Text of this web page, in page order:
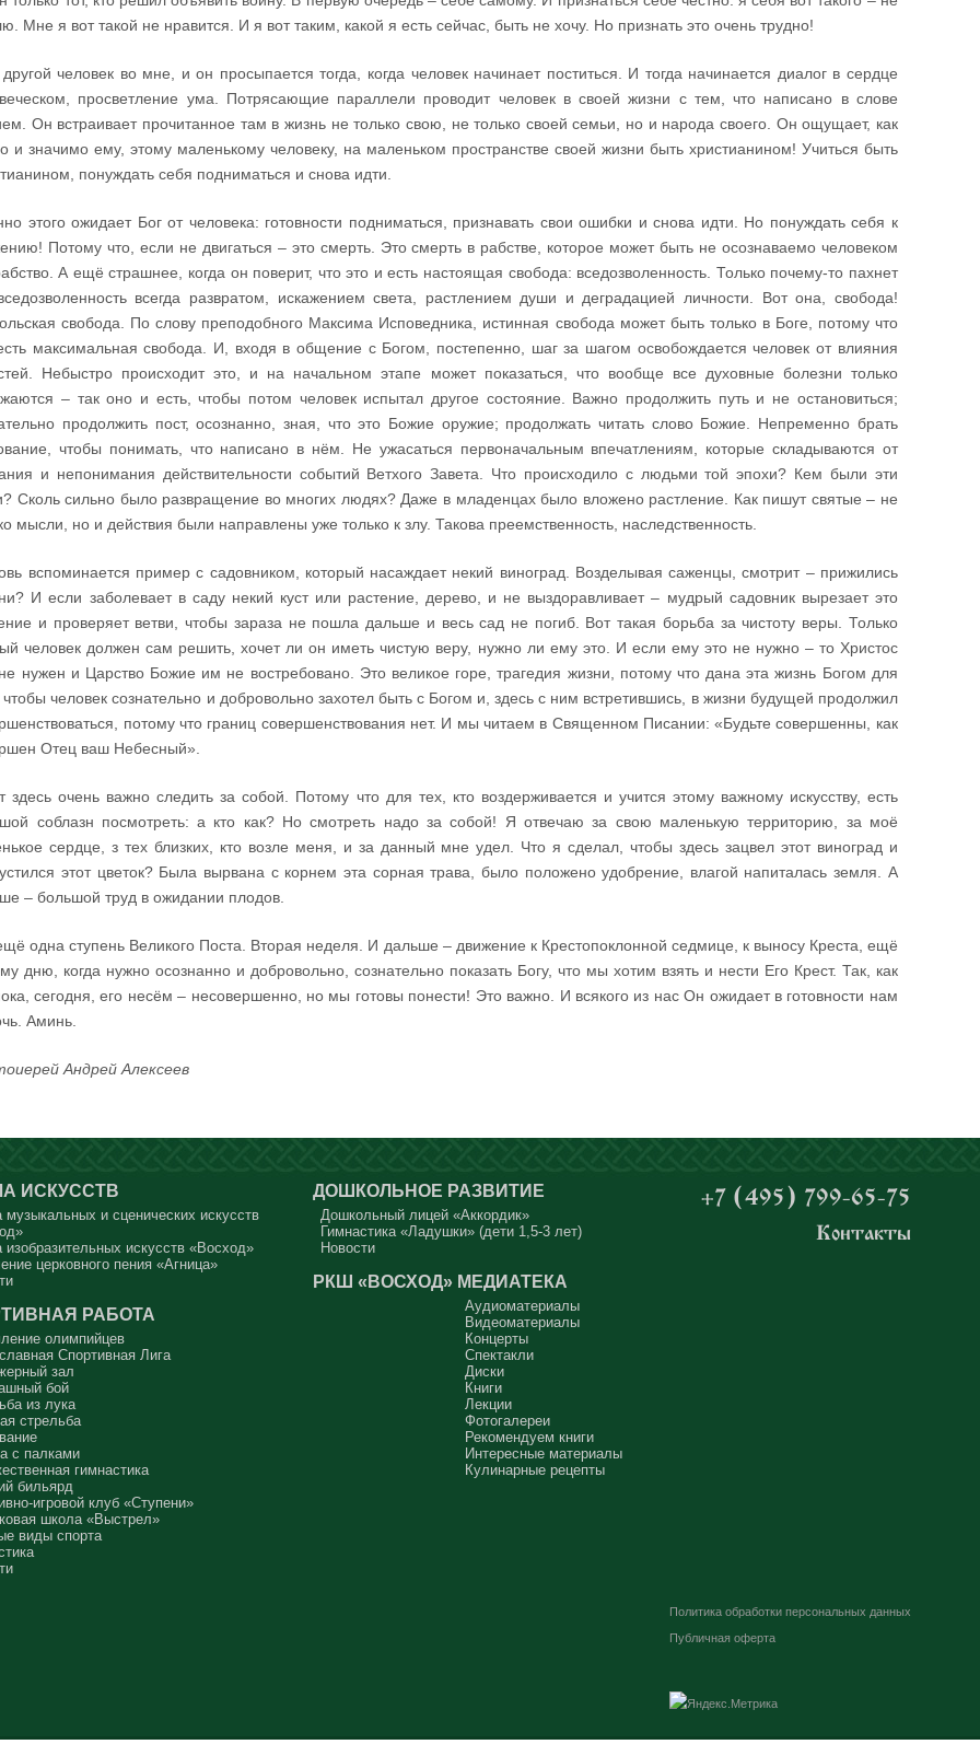
Мне я вот такой не нравится. И я вот таким, какой я есть сейчас, быть не хочу. Но признать это очень трудно!
другой человек во мне, и он просыпается тогда, когда человек начинает поститься. И тогда начинается диалог в сердце
просветление ума. Потрясающие параллели проводит человек в своей жизни с тем, что написано в слове
Он встраивает прочитанное там в жизнь не только свою, не только своей семьи, но и народа своего. Он ощущает, как
и значимо ему, этому маленькому человеку, на маленьком пространстве своей жизни быть христианином! Учиться быть
понуждать себя подниматься и снова идти.
этого ожидает Бог от человека: готовности подниматься, признавать свои ошибки и снова идти. Но понуждать себя к
Потому что, если не двигаться – это смерть. Это смерть в рабстве, которое может быть не осознаваемо человеком
А ещё страшнее, когда он поверит, что это и есть настоящая свобода: вседозволенность. Только почему-то пахнет
всегда развратом, искажением света, растлением души и деградацией личности. Вот она, свобода!
свобода. По слову преподобного Максима Исповедника, истинная свобода может быть только в Боге, потому что
максимальная свобода. И, входя в общение с Богом, постепенно, шаг за шагом освобождается человек от влияния
Небыстро происходит это, и на начальном этапе может показаться, что вообще все духовные болезни только
– так оно и есть, чтобы потом человек испытал другое состояние. Важно продолжить путь и не остановиться;
продолжить пост, осознанно, зная, что это Божие оружие; продолжать читать слово Божие. Непременно брать
чтобы понимать, что написано в нём. Не ужасаться первоначальным впечатлениям, которые складываются от
и непонимания действительности событий Ветхого Завета. Что происходило с людьми той эпохи? Кем были эти
Сколь сильно было развращение во многих людях? Даже в младенцах было вложено растление. Как пишут святые – не
мысли, но и действия были направлены уже только к злу. Такова преемственность, наследственность.
вспоминается пример с садовником, который насаждает некий виноград. Возделывая саженцы, смотрит – прижились
И если заболевает в саду некий куст или растение, дерево, и не выздоравливает – мудрый садовник вырезает это
и проверяет ветви, чтобы зараза не пошла дальше и весь сад не погиб. Вот такая борьба за чистоту веры. Только
человек должен сам решить, хочет ли он иметь чистую веру, нужно ли ему это. И если ему это не нужно – то Христос
нужен и Царство Божие им не востребовано. Это великое горе, трагедия жизни, потому что дана эта жизнь Богом для
чтобы человек сознательно и добровольно захотел быть с Богом и, здесь с ним встретившись, в жизни будущей продолжил
потому что границ совершенствования нет. И мы читаем в Священном Писании: «Будьте совершенны, как
Отец ваш Небесный».
здесь очень важно следить за собой. Потому что для тех, кто воздерживается и учится этому важному искусству, есть
соблазн посмотреть: а кто как? Но смотреть надо за собой! Я отвечаю за свою маленькую территорию, за моё
сердце, з тех близких, кто возле меня, и за данный мне удел. Что я сделал, чтобы здесь зацвел этот виноград и
этот цветок? Была вырвана с корнем эта сорная трава, было положено удобрение, влагой напиталась земля. А
– большой труд в ожидании плодов.
одна ступень Великого Поста. Вторая неделя. И дальше – движение к Крестопоклонной седмице, к выносу Креста, ещё
дню, когда нужно осознанно и добровольно, сознательно показать Богу, что мы хотим взять и нести Его Крест. Так, как
сегодня, его несём – несовершенно, но мы готовы понести! Это важно. И всякого из нас Он ожидает в готовности нам
Аминь.
Андрей Алексеев
ИСКУССТВ
музыкальных и сценических искусств
изобразительных искусств «Восход»
церковного пения «Агница»
РАБОТА
олимпийцев
Спортивная Лига
зал
бой
из лука
стрельба
с палками
гимнастика
бильярд
игровой клуб «Ступени»
школа «Выстрел»
виды спорта
ДОШКОЛЬНОЕ РАЗВИТИЕ
Дошкольный лицей «Аккордик»
Гимнастика «Ладушки» (дети 1,5-3 лет)
Новости
РКШ «ВОСХОД» МЕДИАТЕКА
Аудиоматериалы
Видеоматериалы
Концерты
Спектакли
Диски
Книги
Лекции
Фотогалереи
Рекомендуем книги
Интересные материалы
Кулинарные рецепты
+7 (495) 799-65-75
Контакты
Политика обработки персональных данных
Публичная оферта